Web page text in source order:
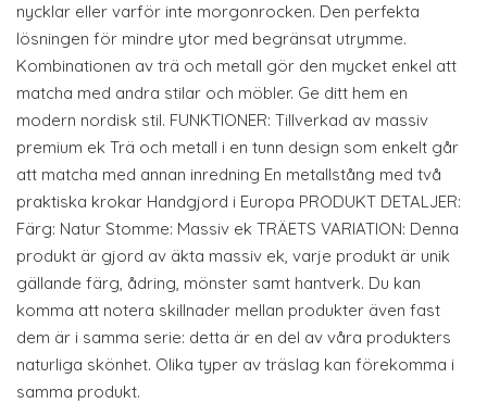
nycklar eller varför inte morgonrocken. Den perfekta
lösningen för mindre ytor med begränsat utrymme.
Kombinationen av trä och metall gör den mycket enkel att
matcha med andra stilar och möbler. Ge ditt hem en
modern nordisk stil. FUNKTIONER: Tillverkad av massiv
premium ek Trä och metall i en tunn design som enkelt går
att matcha med annan inredning En metallstång med två
praktiska krokar Handgjord i Europa PRODUKT DETALJER:
Färg: Natur Stomme: Massiv ek TRÄETS VARIATION: Denna
produkt är gjord av äkta massiv ek, varje produkt är unik
gällande färg, ådring, mönster samt hantverk. Du kan
komma att notera skillnader mellan produkter även fast
dem är i samma serie: detta är en del av våra produkters
naturliga skönhet. Olika typer av träslag kan förekomma i
samma produkt.